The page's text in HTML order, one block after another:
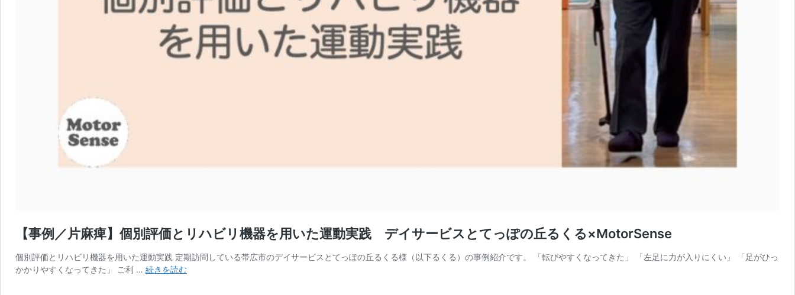
【事例／片麻痺】個別評価とリハビリ機器を用いた運動実践 デイサービスとてっぽの丘るくる×MotorSense
個別評価とリハビリ機器を用いた運動実践 定期訪問している帯広市のデイサービスとてっぽの丘るくる様（以下るくる）の事例紹介です。 「転びやすくなってきた」 「左足に力が入りにくい」 「足がひっ
かかりやすくなってきた」 ご利 … 続きを読む【事